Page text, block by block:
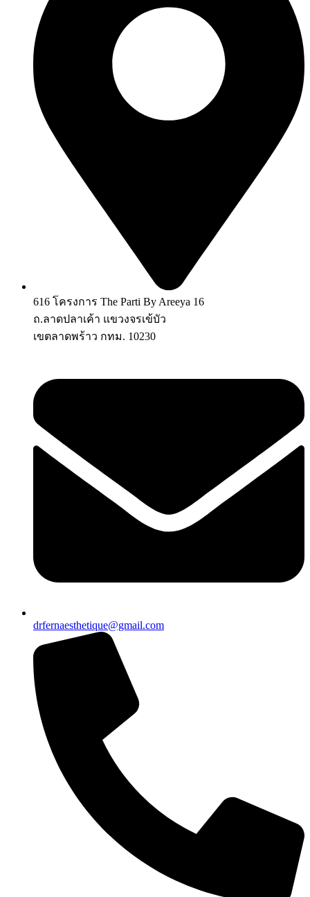
616 โครงการ The Parti By Areeya 16
ถ.ลาดปลาเค้า แขวงจรเข้บัว
เขตลาดพร้าว กทม. 10230
drfernaesthetique@gmail.com